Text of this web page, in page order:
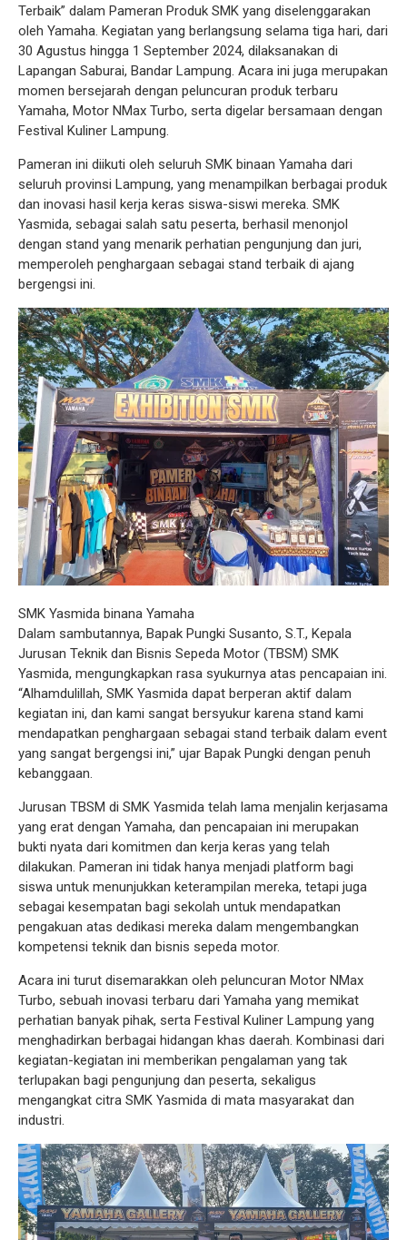
Terbaik” dalam Pameran Produk SMK yang diselenggarakan
oleh Yamaha. Kegiatan yang berlangsung selama tiga hari, dari
30 Agustus hingga 1 September 2024, dilaksanakan di
Lapangan Saburai, Bandar Lampung. Acara ini juga merupakan
momen bersejarah dengan peluncuran produk terbaru
Yamaha, Motor NMax Turbo, serta digelar bersamaan dengan
Festival Kuliner Lampung.
Pameran ini diikuti oleh seluruh SMK binaan Yamaha dari
seluruh provinsi Lampung, yang menampilkan berbagai produk
dan inovasi hasil kerja keras siswa-siswi mereka. SMK
Yasmida, sebagai salah satu peserta, berhasil menonjol
dengan stand yang menarik perhatian pengunjung dan juri,
memperoleh penghargaan sebagai stand terbaik di ajang
bergengsi ini.
SMK Yasmida binana Yamaha
Dalam sambutannya, Bapak Pungki Susanto, S.T., Kepala
Jurusan Teknik dan Bisnis Sepeda Motor (TBSM) SMK
Yasmida, mengungkapkan rasa syukurnya atas pencapaian ini.
“Alhamdulillah, SMK Yasmida dapat berperan aktif dalam
kegiatan ini, dan kami sangat bersyukur karena stand kami
mendapatkan penghargaan sebagai stand terbaik dalam event
yang sangat bergengsi ini,” ujar Bapak Pungki dengan penuh
kebanggaan.
Jurusan TBSM di SMK Yasmida telah lama menjalin kerjasama
yang erat dengan Yamaha, dan pencapaian ini merupakan
bukti nyata dari komitmen dan kerja keras yang telah
dilakukan. Pameran ini tidak hanya menjadi platform bagi
siswa untuk menunjukkan keterampilan mereka, tetapi juga
sebagai kesempatan bagi sekolah untuk mendapatkan
pengakuan atas dedikasi mereka dalam mengembangkan
kompetensi teknik dan bisnis sepeda motor.
Acara ini turut disemarakkan oleh peluncuran Motor NMax
Turbo, sebuah inovasi terbaru dari Yamaha yang memikat
perhatian banyak pihak, serta Festival Kuliner Lampung yang
menghadirkan berbagai hidangan khas daerah. Kombinasi dari
kegiatan-kegiatan ini memberikan pengalaman yang tak
terlupakan bagi pengunjung dan peserta, sekaligus
mengangkat citra SMK Yasmida di mata masyarakat dan
industri.